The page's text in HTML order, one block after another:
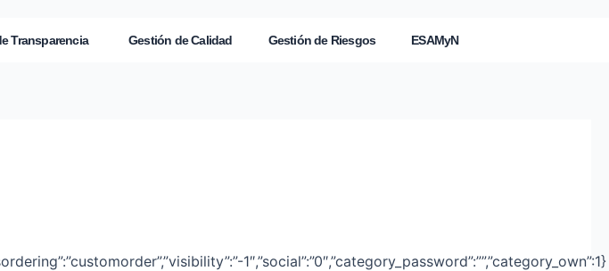
Transparencia Gestión de Calidad Gestión de Riesgos ESAMyN
1″,”social”:”0″,”category_password”:””,”category_own”:1}